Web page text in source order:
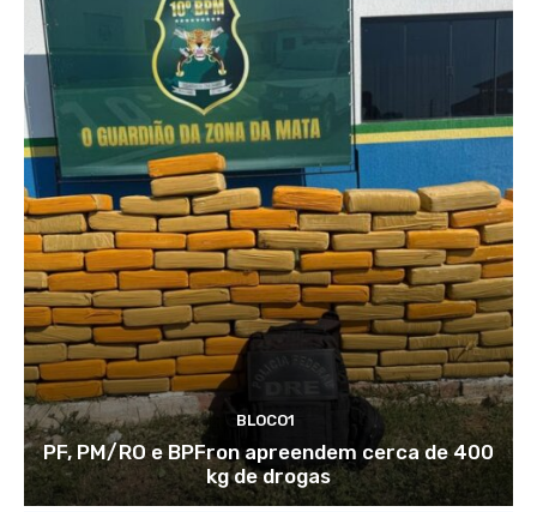
BLOCO1
PF, PM/RO e BPFron apreendem cerca de 400
kg de drogas